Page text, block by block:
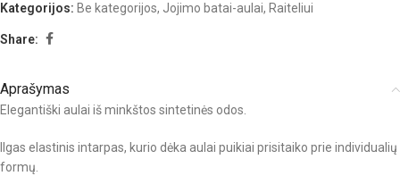
Kategorijos: Be kategorijos, Jojimo batai-aulai, Raiteliui
Share:
Aprašymas
Elegantiški aulai iš minkštos sintetinės odos.
Ilgas elastinis intarpas, kurio dėka aulai puikiai prisitaiko prie individualių
formų.